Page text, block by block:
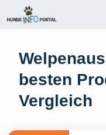
Inhalt
besten
Vergleich